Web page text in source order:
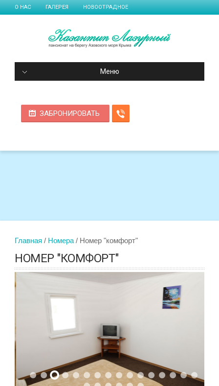
О НАС ГАЛЕРЕЯ НОВООТРАДНОЕ
Меню
ЗАБРОНИРОВАТЬ
Главная Номера Номер "комфорт"
НОМЕР "КОМФОРТ"